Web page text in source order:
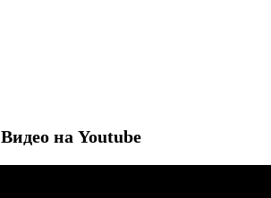
Видео на Youtube